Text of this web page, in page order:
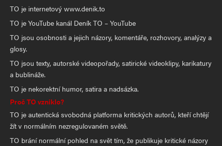
TO je internetový www.denik.to
TO je YouTube kanál Deník TO – YouTube
TO jsou osobnosti a jejich názory, komentáře, rozhovory, analýzy a
glosy.
TO jsou texty, autorské videopořady, satirické videoklipy, karikatury
a bublináže.
TO je nekorektní humor, satira a nadsázka.
Proč TO vzniklo?
TO je autentická svobodná platforma kritických autorů, kteří chtějí
žít v normálním nezregulovaném světě.
TO brání normální pohled na svět tím, že publikuje kritické názory